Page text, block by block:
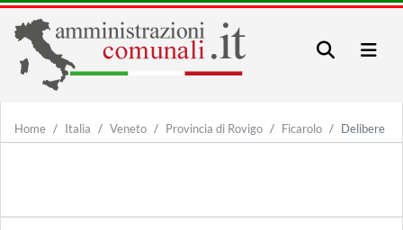
Home Italia Veneto Provincia di Rovigo Ficarolo Delibere